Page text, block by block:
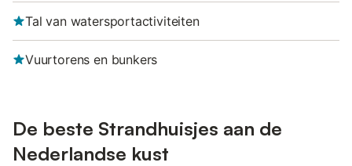
Tal van watersportactiviteiten
Vuurtorens en bunkers
De beste Strandhuisjes aan de
Nederlandse kust